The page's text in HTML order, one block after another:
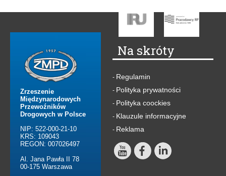
Zrzeszenie
Międzynarodowych
Przewoźników
Drogowych w Polsce
NIP: 522-000-21-10
KRS: 109043
REGON: 007026497
Al. Jana Pawła II 78
00-175 Warszawa
Na skróty
- Regulamin
- Polityka prywatności
- Polityka coockies
- Klauzule informacyjne
- Reklama